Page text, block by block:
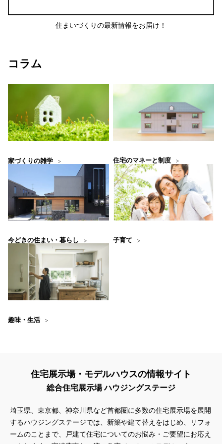
住まいづくりの最新情報をお届け！
コラム
家づくりの雑学 住宅のマネーと制度
今どきの住まい・暮らし 子育て
趣味・生活
住宅展示場・モデルハウスの情報サイト
総合住宅展示場 ハウジングステージ
埼玉県、東京都、神奈川県など首都圏に多数の住宅展示場を展開
するハウジングステージでは、新築や建て替えをはじめ、リフォ
ームのことまで、戸建て住宅についてのお悩み・ご要望にお応え